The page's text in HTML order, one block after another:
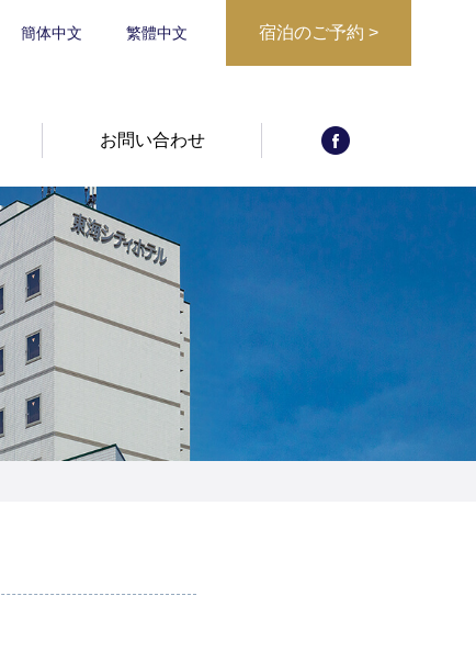
簡体中文 繁體中文 宿泊のご予約 >
約
宿泊プランから
ンセル
お問い合わせ